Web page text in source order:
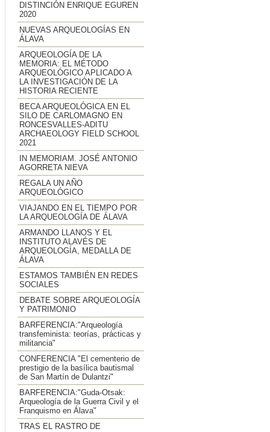
DISTINCIÓN ENRIQUE EGUREN
2020
NUEVAS ARQUEOLOGÍAS EN
ÁLAVA
ARQUEOLOGÍA DE LA
MEMORIA: EL MÉTODO
ARQUEOLÓGICO APLICADO A
LA INVESTIGACIÓN DE LA
HISTORIA RECIENTE
BECA ARQUEOLÓGICA EN EL
SILO DE CARLOMAGNO EN
RONCESVALLES-ADITU
ARCHAEOLOGY FIELD SCHOOL
2021
IN MEMORIAM. JOSÉ ANTONIO
AGORRETA NIEVA
REGALA UN AÑO
ARQUEOLÓGICO
VIAJANDO EN EL TIEMPO POR
LA ARQUEOLOGÍA DE ÁLAVA
ARMANDO LLANOS Y EL
INSTITUTO ALAVÉS DE
ARQUEOLOGÍA, MEDALLA DE
ÁLAVA
ESTAMOS TAMBIÉN EN REDES
SOCIALES
DEBATE SOBRE ARQUEOLOGÍA
Y PATRIMONIO
BARFERENCIA:"Arqueología
transfeminista: teorías, prácticas y
militancia"
CONFERENCIA "El cementerio de
prestigio de la basílica bautismal
de San Martín de Dulantzi"
BARFERENCIA:"Guda-Otsak:
Arqueología de la Guerra Civil y el
Franquismo en Álava"
TRAS EL RASTRO DE